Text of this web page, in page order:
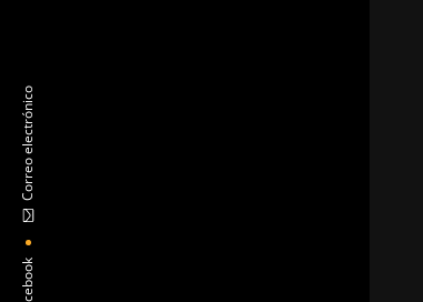
Facebook
Correo electrónico